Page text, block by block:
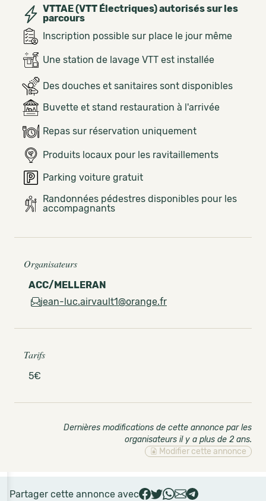
VTTAE (VTT Électriques) autorisés sur les
parcours
Inscription possible sur place le jour même
Une station de lavage VTT est installée
Des douches et sanitaires sont disponibles
Buvette et stand restauration à l'arrivée
Repas sur réservation uniquement
Produits locaux pour les ravitaillements
Parking voiture gratuit
Randonnées pédestres disponibles pour les
accompagnants
Organisateurs
ACC/MELLERAN
jean-luc.airvault1@orange.fr
Tarifs
5€
Dernières modifications de cette annonce par les
organisateurs il y a plus de 2 ans.
Modifier cette annonce
Partager cette annonce avec